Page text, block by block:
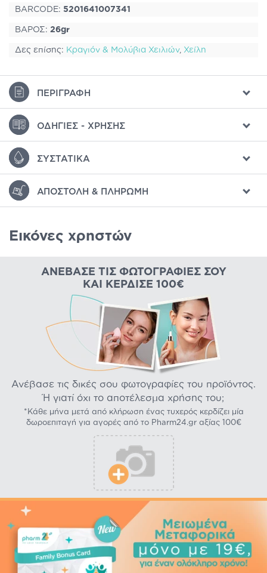
BARCODE: 5201641007341
ΒΑΡΟΣ: 26gr
Δες επίσης: Κραγιόν & Μολύβια Χειλιών, Χείλη
ΠΕΡΙΓΡΑΦΉ
ΟΔΗΓΊΕΣ - ΧΡΉΣΗΣ
ΣΥΣΤΑΤΙΚΆ
ΑΠΟΣΤΟΛΉ & ΠΛΗΡΩΜΉ
Εικόνες χρηστών
ΑΝΈΒΑΣΕ ΤΙΣ ΦΩΤΟΓΡΑΦΊΕΣ ΣΟΥ
ΚΑΙ ΚΈΡΔΙΣΕ 100€
Ανέβασε τις δικές σου φωτογραφίες του προϊόντος.
Ή γιατί όχι το αποτέλεσμα χρήσης του;
*Κάθε μήνα μετά από κλήρωση ένας τυχερός κερδίζει μία
δωροεπιταγή για αγορές από το Pharm24.gr αξίας 100€